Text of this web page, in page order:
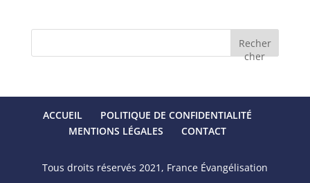
Recher
cher
ACCUEIL
POLITIQUE DE CONFIDENTIALITÉ
MENTIONS LÉGALES
CONTACT
Tous droits réservés 2021, France Évangélisation